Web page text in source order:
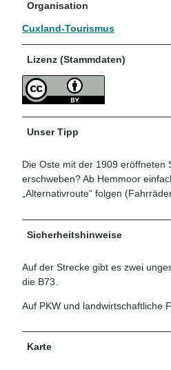
Organisation
Cuxland-Tourismus
Lizenz (Stammdaten)
Unser Tipp
Die Oste mit der 1909 eröffneten
erschweben? Ab Hemmoor
„Alternativroute“ folgen
Sicherheitshinweise
Auf der Strecke gibt es zwei
die B73.
Auf PKW und landwirtschaftliche
Karte